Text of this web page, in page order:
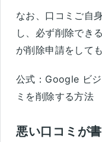
なお、口コミご自
し、必ず削除でき
が削除申請をして
公式： Google ビ
ミを削除する方法
悪い口コミが